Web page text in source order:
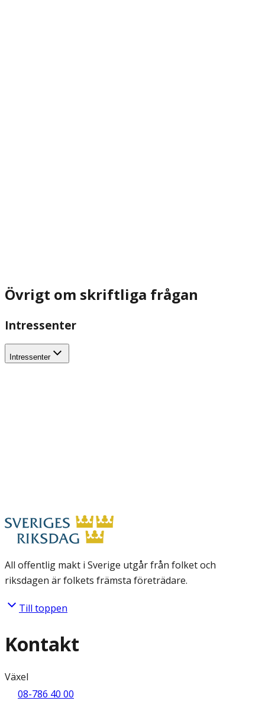
Övrigt om skriftliga frågan
Intressenter
Intressenter
All offentlig makt i Sverige utgår från folket och
riksdagen är folkets främsta företrädare.
Till toppen
Kontakt
Växel
08-786 40 00